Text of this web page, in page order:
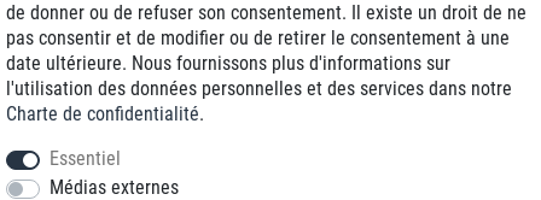
9) Fonctionnalités des pages
9.1Youtube
vidéos provenant du fournisseur suivant: Google Ireland Limited,
Gordon House, 4 Barrow St, Dublin, D04 ESW5. Irlande
de donner ou de refuser son consentement. Il existe un droit de ne
pas consentir et de modifier ou de retirer le consentement à une
date ultérieure. Nous fournissons plus d'informations sur
l'utilisation des données personnelles et des services dans notre
Charte de confidentialité.
Essentiel
Médias externes